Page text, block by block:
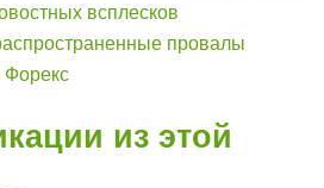
всплесков
провалы
Форекс
из этой